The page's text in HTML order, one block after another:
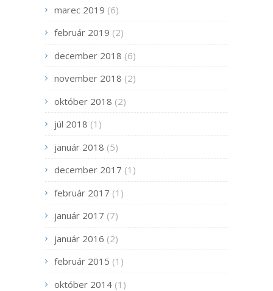
marec 2019 (6)
február 2019 (2)
december 2018 (6)
november 2018 (2)
október 2018 (2)
júl 2018 (1)
január 2018 (5)
december 2017 (1)
február 2017 (1)
január 2017 (7)
január 2016 (2)
február 2015 (1)
október 2014 (1)